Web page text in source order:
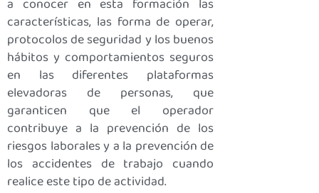
a conocer en esta formación las
características, las forma de operar,
protocolos de seguridad y los buenos
hábitos y comportamientos seguros
en las diferentes plataformas
elevadoras de personas, que
garanticen que el operador
contribuye a la prevención de los
riesgos laborales y a la prevención de
los accidentes de trabajo cuando
realice este tipo de actividad.